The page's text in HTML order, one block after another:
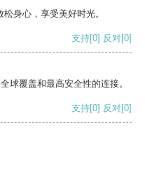
身心，享受美好时光。
支持[0] 反对[0]
球覆盖和最高安全性的连接。
支持[0] 反对[0]